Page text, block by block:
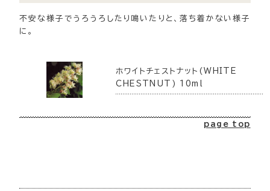
不安な様子でうろうろしたり鳴いたりと、落ち着かない様子
に。
ホワイトチェストナット(WHITE
CHESTNUT) 10ml
page top